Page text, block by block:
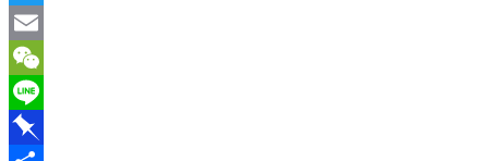
Twitter
Email
WeChat
Line